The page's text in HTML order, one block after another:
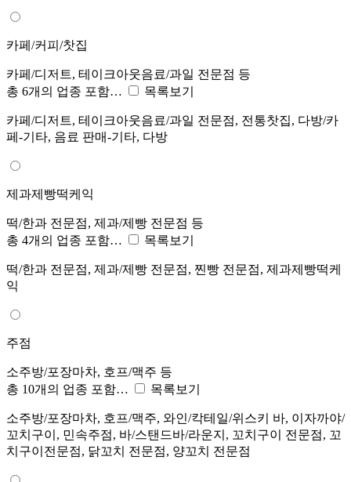
카페/커피/찻집
카페/디저트, 테이크아웃음료/과일 전문점 등
총 6개의 업종 포함…
목록보기
카페/디저트, 테이크아웃음료/과일 전문점, 전통찻집, 다방/카
페-기타, 음료 판매-기타, 다방
제과제빵떡케익
떡/한과 전문점, 제과/제빵 전문점 등
총 4개의 업종 포함…
목록보기
떡/한과 전문점, 제과/제빵 전문점, 찐빵 전문점, 제과제빵떡케
익
주점
소주방/포장마차, 호프/맥주 등
총 10개의 업종 포함…
목록보기
소주방/포장마차, 호프/맥주, 와인/칵테일/위스키 바, 이자까야/
꼬치구이, 민속주점, 바/스탠드바/라운지, 꼬치구이 전문점, 꼬
치구이전문점, 닭꼬치 전문점, 양꼬치 전문점